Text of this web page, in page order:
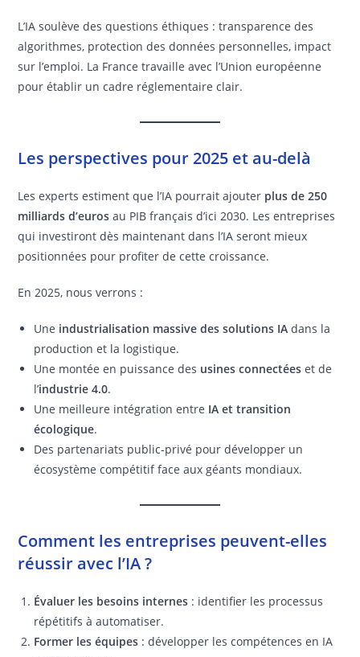
L’IA soulève des questions éthiques : transparence des
algorithmes, protection des données personnelles, impact
sur l’emploi. La France travaille avec l’Union européenne
pour établir un cadre réglementaire clair.
Les perspectives pour 2025 et au-delà
Les experts estiment que l’IA pourrait ajouter plus de 250
milliards d’euros au PIB français d’ici 2030. Les entreprises
qui investiront dès maintenant dans l’IA seront mieux
positionnées pour profiter de cette croissance.
En 2025, nous verrons :
Une industrialisation massive des solutions IA dans la
production et la logistique.
Une montée en puissance des usines connectées et de
l’industrie 4.0.
Une meilleure intégration entre IA et transition
écologique.
Des partenariats public-privé pour développer un
écosystème compétitif face aux géants mondiaux.
Comment les entreprises peuvent-elles
réussir avec l’IA ?
Évaluer les besoins internes : identifier les processus
répétitifs à automatiser.
Former les équipes : développer les compétences en IA